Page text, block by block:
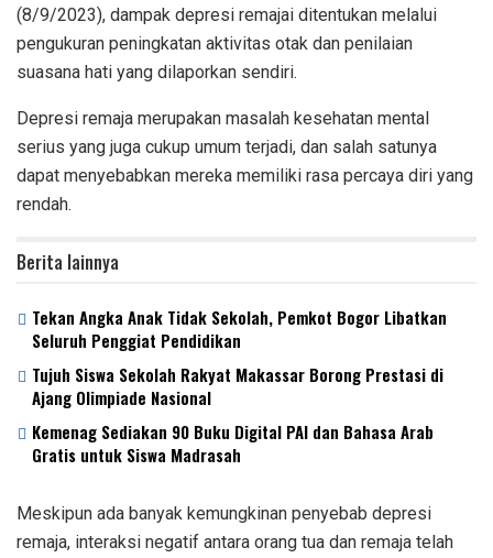
(8/9/2023), dampak depresi remajai ditentukan melalui
pengukuran peningkatan aktivitas otak dan penilaian
suasana hati yang dilaporkan sendiri.
Depresi remaja merupakan masalah kesehatan mental
serius yang juga cukup umum terjadi, dan salah satunya
dapat menyebabkan mereka memiliki rasa percaya diri yang
rendah.
Berita lainnya
Tekan Angka Anak Tidak Sekolah, Pemkot Bogor Libatkan
Seluruh Penggiat Pendidikan
Tujuh Siswa Sekolah Rakyat Makassar Borong Prestasi di
Ajang Olimpiade Nasional
Kemenag Sediakan 90 Buku Digital PAI dan Bahasa Arab
Gratis untuk Siswa Madrasah
Meskipun ada banyak kemungkinan penyebab depresi
remaja, interaksi negatif antara orang tua dan remaja telah